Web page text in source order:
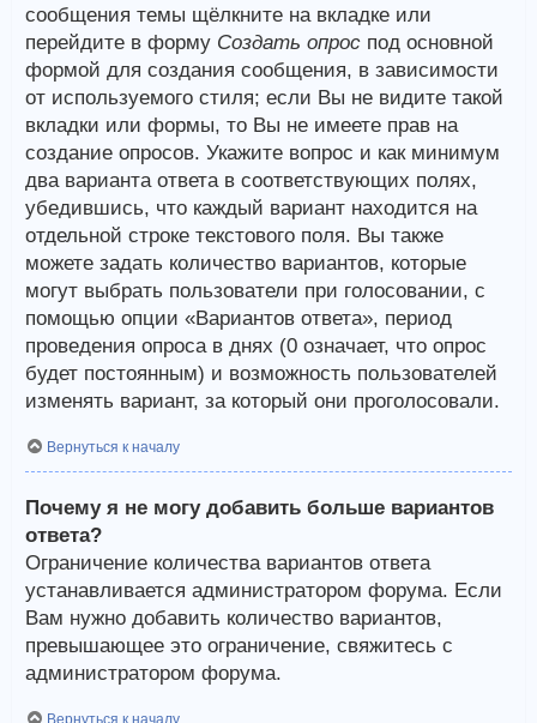
сообщения темы щёлкните на вкладке или
перейдите в форму Создать опрос под основной
формой для создания сообщения, в зависимости
от используемого стиля; если Вы не видите такой
вкладки или формы, то Вы не имеете прав на
создание опросов. Укажите вопрос и как минимум
два варианта ответа в соответствующих полях,
убедившись, что каждый вариант находится на
отдельной строке текстового поля. Вы также
можете задать количество вариантов, которые
могут выбрать пользователи при голосовании, с
помощью опции «Вариантов ответа», период
проведения опроса в днях (0 означает, что опрос
будет постоянным) и возможность пользователей
изменять вариант, за который они проголосовали.
Вернуться к началу
Почему я не могу добавить больше вариантов
ответа?
Ограничение количества вариантов ответа
устанавливается администратором форума. Если
Вам нужно добавить количество вариантов,
превышающее это ограничение, свяжитесь с
администратором форума.
Вернуться к началу